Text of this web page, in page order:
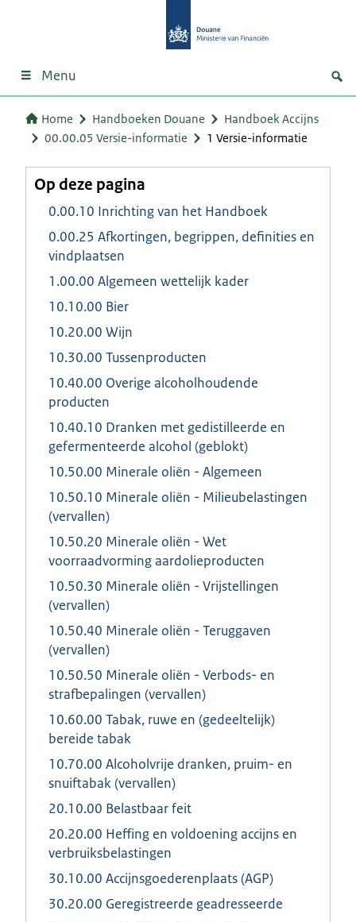
Menu
Home Handboeken Douane
Handboek Accijns
00.00.05 Versie-informatie
1 Versie-informatie
Op deze pagina
0.00.10 Inrichting van het Handboek
0.00.25 Afkortingen, begrippen, definities en
vindplaatsen
1.00.00 Algemeen wettelijk kader
10.10.00 Bier
10.20.00 Wijn
10.30.00 Tussenproducten
10.40.00 Overige alcoholhoudende
producten
10.40.10 Dranken met gedistilleerde en
gefermenteerde alcohol (geblokt)
10.50.00 Minerale oliën - Algemeen
10.50.10 Minerale oliën - Milieubelastingen
(vervallen)
10.50.20 Minerale oliën - Wet
voorraadvorming aardolieproducten
10.50.30 Minerale oliën - Vrijstellingen
(vervallen)
10.50.40 Minerale oliën - Teruggaven
(vervallen)
10.50.50 Minerale oliën - Verbods- en
strafbepalingen (vervallen)
10.60.00 Tabak, ruwe en (gedeeltelijk)
bereide tabak
10.70.00 Alcoholvrije dranken, pruim- en
snuiftabak (vervallen)
20.10.00 Belastbaar feit
20.20.00 Heffing en voldoening accijns en
verbruiksbelastingen
30.10.00 Accijnsgoederenplaats (AGP)
30.20.00 Geregistreerde geadresseerde